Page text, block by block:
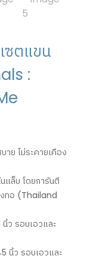
ซตแขน
:
ย ไม่ระคายเคือง
แล็บ โดยการันตี
ทอ (Thailand
ว รอบเอวและ
นิ้ว รอบเอวและ